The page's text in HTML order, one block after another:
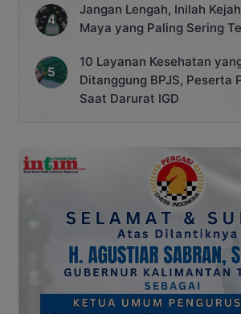
Jangan Lengah, Inilah
Maya yang Paling Sering
10 Layanan Kesehatan
Ditanggung BPJS, Peserta
Saat Darurat IGD